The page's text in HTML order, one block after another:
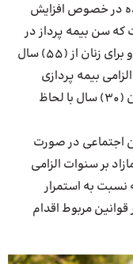
در خصوص افزایش
سن بیمه پرداز در
زمان بازنشتگی برای مردان از (۶۲) سال تمام و برای زنان از (۵۵) سال
بیمه پردازی
بازنشستگی برای مردان (۳۵) سال و برای زنان (۳۰) سال با لحاظ
اجتماعی در صورت
بر سنوات الزامی
این آیین نامه نسبت به استمرار
مربوط اقدام